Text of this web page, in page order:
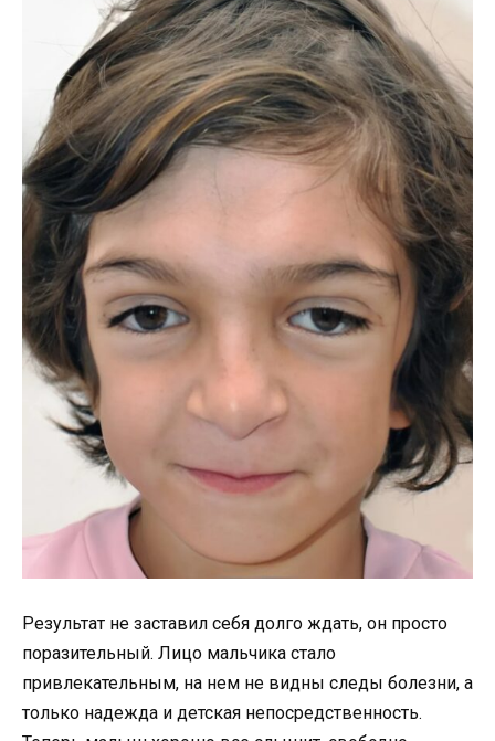
Результат не заставил себя долго ждать, он просто
поразительный. Лицо мальчика стало
привлекательным, на нем не видны следы болезни, а
только надежда и детская непосредственность.